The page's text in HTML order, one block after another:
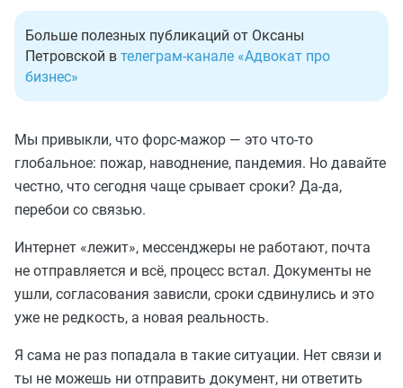
Больше полезных публикаций от Оксаны
Петровской в телеграм-канале «Адвокат про
бизнес»
Мы привыкли, что форс-мажор — это что-то
глобальное: пожар, наводнение, пандемия. Но давайте
честно, что сегодня чаще срывает сроки? Да-да,
перебои со связью.
Интернет «лежит», мессенджеры не работают, почта
не отправляется и всё, процесс встал. Документы не
ушли, согласования зависли, сроки сдвинулись и это
уже не редкость, а новая реальность.
Я сама не раз попадала в такие ситуации. Нет связи и
ты не можешь ни отправить документ, ни ответить